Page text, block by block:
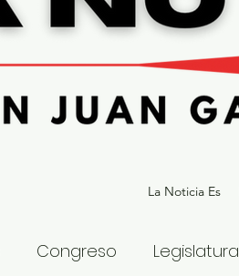
La Noticia Es
Congreso Legislatura